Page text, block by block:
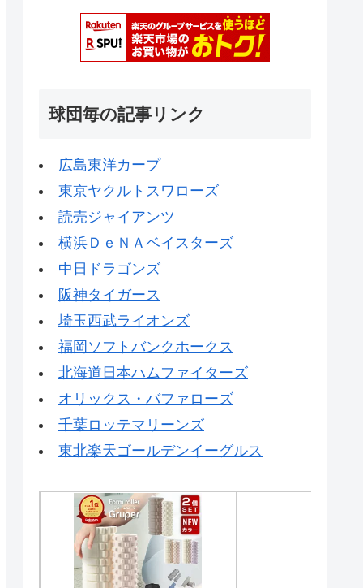
球団毎の記事リンク
広島東洋カープ
東京ヤクルトスワローズ
読売ジャイアンツ
横浜ＤｅＮＡベイスターズ
中日ドラゴンズ
阪神タイガース
埼玉西武ライオンズ
福岡ソフトバンクホークス
北海道日本ハムファイターズ
オリックス・バファローズ
千葉ロッテマリーンズ
東北楽天ゴールデンイーグルス